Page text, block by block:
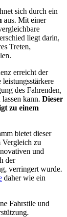
sich durch ein
aus. Mit einer
liegt darin,
Treten,
erreicht der
des Fahrenden,
kann. Dieser
zu einem
bietet dieser
Vergleich zu
und
der
verringert wurde.
daher wie ein
Fahrstile und